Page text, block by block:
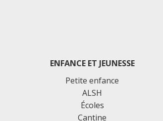
ENFANCE ET JEUNESSE
Petite enfance
ALSH
Écoles
Cantine